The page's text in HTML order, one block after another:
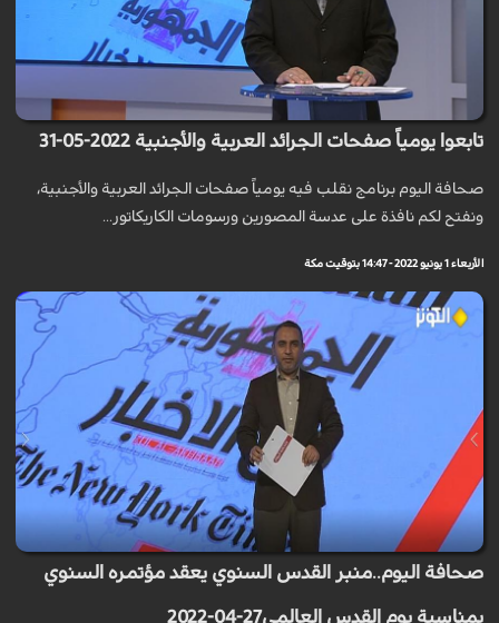
تابعوا يومياً صفحات الجرائد العربية والأجنبية 2022-05-31
صحافة اليوم برنامج نقلب فيه يومياً صفحات الجرائد العربية والأجنبية،
ونفتح لكم نافذة على عدسة المصورين ورسومات الكاريكاتور...
الأربعاء 1 يونيو 2022 - 14:47 بتوقيت مكة
صحافة اليوم..منبر القدس السنوي يعقد مؤتمره السنوي
بمناسبة يوم القدس العالمي27-04-2022